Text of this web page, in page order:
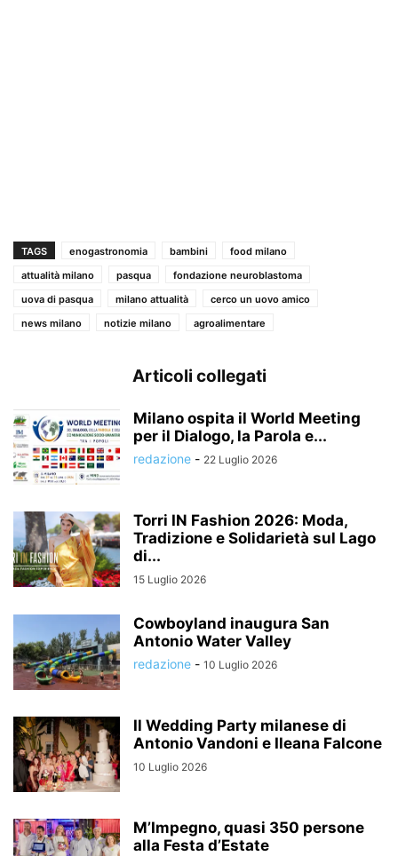
TAGS enogastronomia bambini
food milano
attualità milano
pasqua
fondazione neuroblastoma
uova di pasqua
milano attualità
cerco un uovo amico
news milano
notizie milano agroalimentare
Articoli collegati
Milano ospita il World Meeting
per il Dialogo, la Parola e...
redazione - 22 Luglio 2026
Torri IN Fashion 2026: Moda,
Tradizione e Solidarietà sul Lago
di...
15 Luglio 2026
Cowboyland inaugura San
Antonio Water Valley
redazione - 10 Luglio 2026
Il Wedding Party milanese di
Antonio Vandoni e Ileana Falcone
10 Luglio 2026
M’Impegno, quasi 350 persone
alla Festa d’Estate